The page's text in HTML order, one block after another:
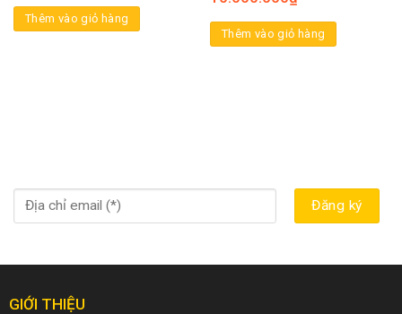
Thêm vào giỏ hàng
Thêm vào giỏ hàng
GIỚI THIỆU